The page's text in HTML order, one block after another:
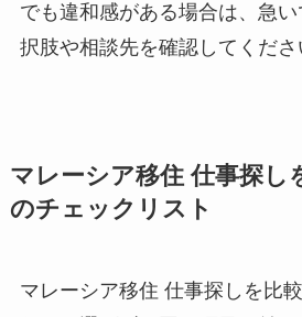
でも違和感がある場合は、急
択肢や相談先を確認してくださ
マレーシア移住 仕事探し
のチェックリスト
マレーシア移住 仕事探しを比